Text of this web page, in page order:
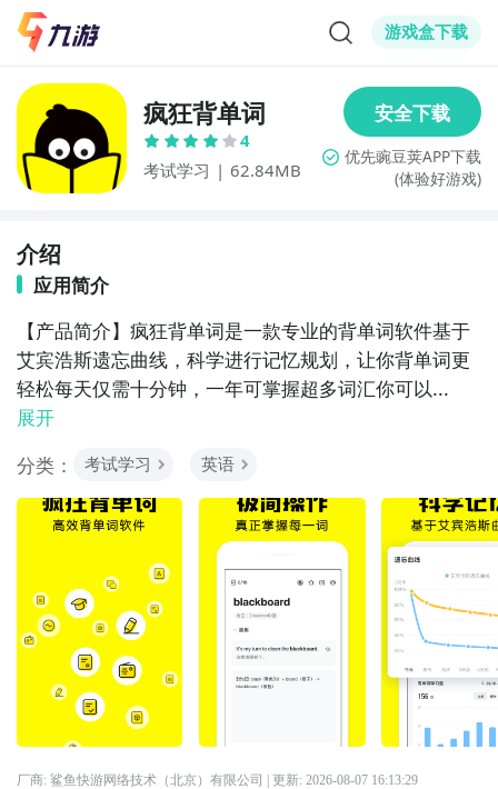
游戏盒下载
疯狂背单词
4
考试学习 | 62.84MB (体验好游戏)
介绍
应用简介
【产品简介】疯狂背单词是一款专业的背单词软件基于
艾宾浩斯遗忘曲线，科学进行记忆规划，让你背单词更
轻松每天仅需十分钟，一年可掌握超多词汇你可以...
展开
分类：
考试学习 英语
厂商: 鲨鱼快游网络技术（北京）有限公司 | 更新: 2026-08-07 16:13:29